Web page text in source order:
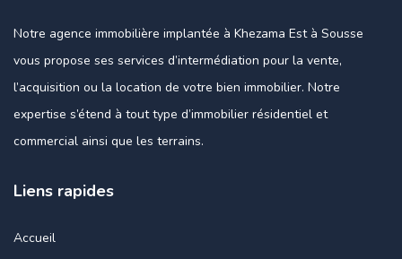
Notre agence immobilière implantée à Khezama Est à Sousse
vous propose ses services d’intermédiation pour la vente,
l’acquisition ou la location de votre bien immobilier. Notre
expertise s’étend à tout type d’immobilier résidentiel et
commercial ainsi que les terrains.
Liens rapides
Accueil